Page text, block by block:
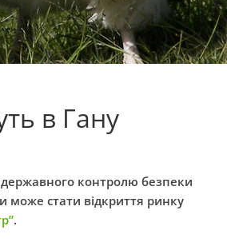
в Гану
контролю безпеки
може стати відкриття ринку
.